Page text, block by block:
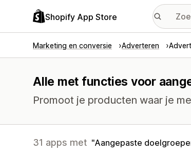
Shopify App Store
Marketing en conversie Adverteren
Alle met functies voor
Promoot je producten waar je
31 apps met Aangepaste